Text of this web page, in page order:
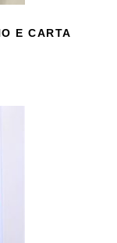
E CARTA